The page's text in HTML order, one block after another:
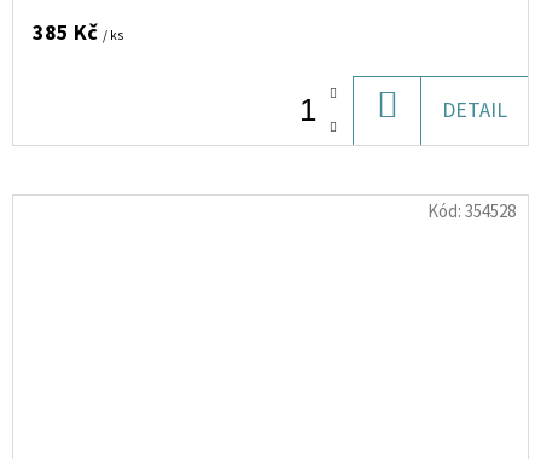
385 Kč / ks
KOŠÍKU
DETAIL
Kód:354528